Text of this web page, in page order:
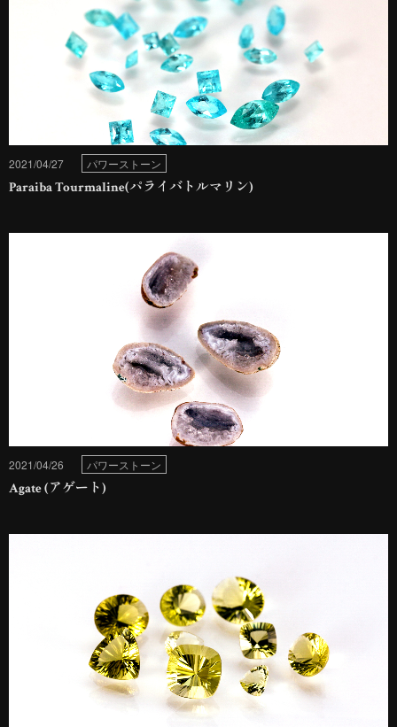
2021/04/27 パワーストーン
Paraiba Tourmaline(パライバトルマリン)
2021/04/26 パワーストーン
Agate (アゲート)